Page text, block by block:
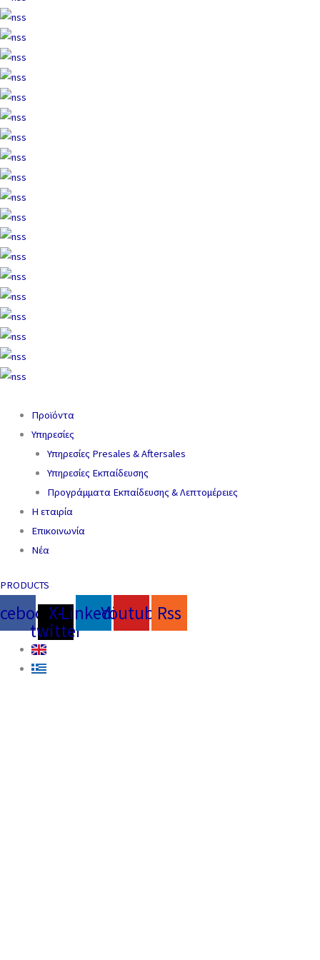
Προϊόντα
Υπηρεσίες
Υπηρεσίες Presales & Aftersales
Υπηρεσίες Εκπαίδευσης
Προγράμματα Εκπαίδευσης & Λεπτομέρειες
Η εταιρία
Επικοινωνία
Νέα
PRODUCTS
X-
twitter
LinkedinYoutubeRss